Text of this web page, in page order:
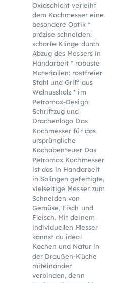
Oxidschicht verleiht
dem Kochmesser eine
besondere Optik *
präzise schneiden:
scharfe Klinge durch
Abzug des Messers in
Handarbeit * robuste
Materialien: rostfreier
Stahl und Griff aus
Walnussholz * im
Petromax-Design:
Schriftzug und
Drachenlogo Das
Kochmesser für das
ursprüngliche
Kochabenteuer Das
Petromax Kochmesser
ist das in Handarbeit
in Solingen gefertigte,
vielseitige Messer zum
Schneiden von
Gemüse, Fisch und
Fleisch. Mit deinem
individuellen Messer
kannst du ideal
Kochen und Natur in
der Draußen-Küche
miteinander
verbinden, denn